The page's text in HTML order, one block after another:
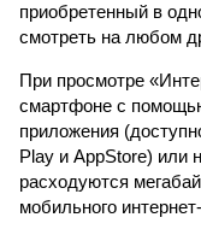
приобретенный в
смотреть на любом
При просмотре
смартфоне с
приложения
Play и AppStore) или
расходуются
мобильного